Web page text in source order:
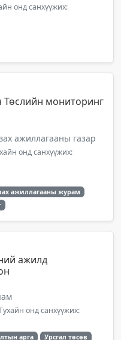
онд санхүүжих:
мониторинг
ажиллагааны газар
онд санхүүжих:
ажиллагааны журам
ажилд
онд санхүүжих:
арга Урсгал төсөв